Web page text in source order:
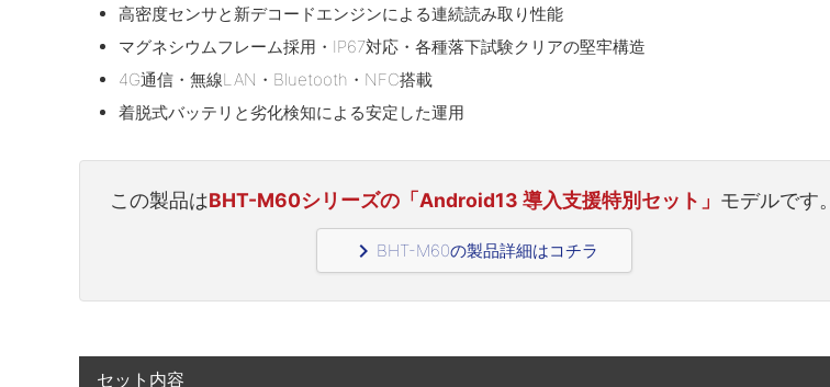
高密度センサと新デコードエンジンによる連続読み取り性能
マグネシウムフレーム採用・IP67対応・各種落下試験クリアの堅牢構造
4G通信・無線LAN・Bluetooth・NFC搭載
着脱式バッテリと劣化検知による安定した運用
この製品はBHT-M60シリーズの「Android13 導入支援特別セット」 モデルです。
navigate_next BHT-M60の製品詳細はコチラ
セット内容